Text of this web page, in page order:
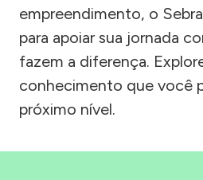
empreendimento, o
para apoiar sua jornada
fazem a diferença.
conhecimento que você
próximo nível.